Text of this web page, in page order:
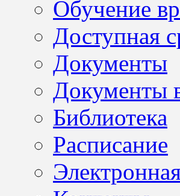
Обучение
Доступная
Документы
Библиотека
Расписание